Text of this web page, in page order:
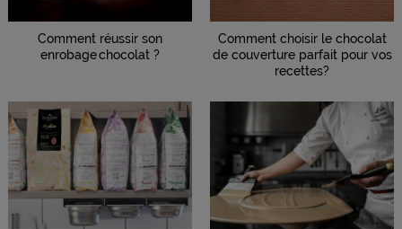
Comment réussir son
enrobage chocolat ?
Comment choisir le chocolat
de couverture parfait pour vos
recettes?